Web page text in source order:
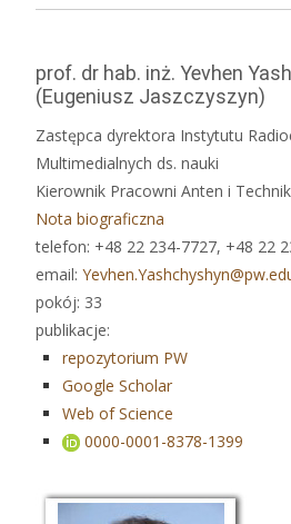
prof. dr hab. inż. Yevhen
(Eugeniusz Jaszczyszyn)
Zastępca dyrektora Instytutu
Multimedialnych ds. nauki
Kierownik Pracowni Anten i
Nota biograficzna
telefon: +48 22 234-7727, +48 22
email:
pokój: 33
publikacje:
repozytorium PW
Google Scholar
Web of Science
0000-0001-8378-1399